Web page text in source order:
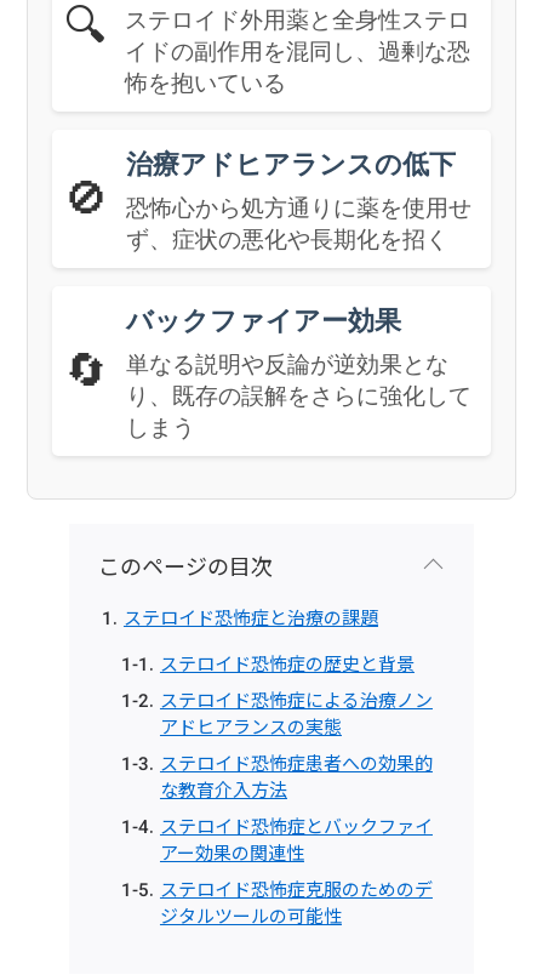
🔍
ステロイド外用薬と全身性ステロ
イドの副作用を混同し、過剰な恐
怖を抱いている
🚫
治療アドヒアランスの低下
恐怖心から処方通りに薬を使用せ
ず、症状の悪化や長期化を招く
🔄
バックファイアー効果
単なる説明や反論が逆効果とな
り、既存の誤解をさらに強化して
しまう
このページの目次
ステロイド恐怖症と治療の課題
ステロイド恐怖症の歴史と背景
ステロイド恐怖症による治療ノン
アドヒアランスの実態
ステロイド恐怖症患者への効果的
な教育介入方法
ステロイド恐怖症とバックファイ
アー効果の関連性
ステロイド恐怖症克服のためのデ
ジタルツールの可能性